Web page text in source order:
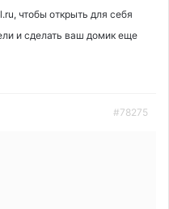
чтобы открыть для себя
и сделать ваш домик еще
#78275